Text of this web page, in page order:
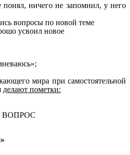
понял, ничего не запомнил, у него
вопросы по новой теме
усвоил новое
мира при самостоятельной
делают пометки:
ВОПРОС